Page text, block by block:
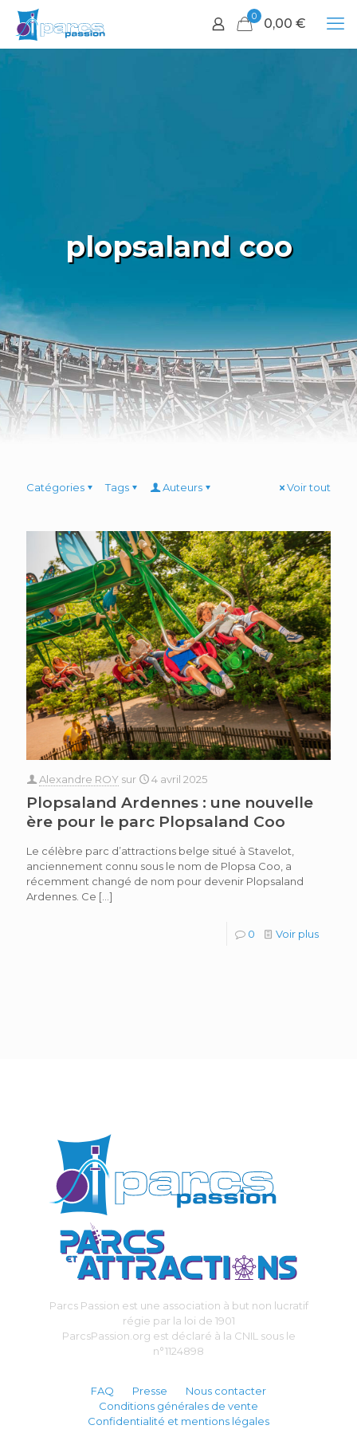
0 0,00 €
plopsaland coo
Catégories Tags Auteurs Voir tout
Alexandre ROY sur 4 avril 2025
Plopsaland Ardennes : une nouvelle
ère pour le parc Plopsaland Coo
Le célèbre parc d’attractions belge situé à Stavelot,
anciennement connu sous le nom de Plopsa Coo, a
récemment changé de nom pour devenir Plopsaland
Ardennes. Ce […]
0 Voir plus
Parcs Passion est une association à but non lucratif
régie par la loi de 1901
ParcsPassion.org est déclaré à la CNIL sous le
n°1124898
FAQ Presse
Nous contacter
Conditions générales de vente
Confidentialité et mentions légales